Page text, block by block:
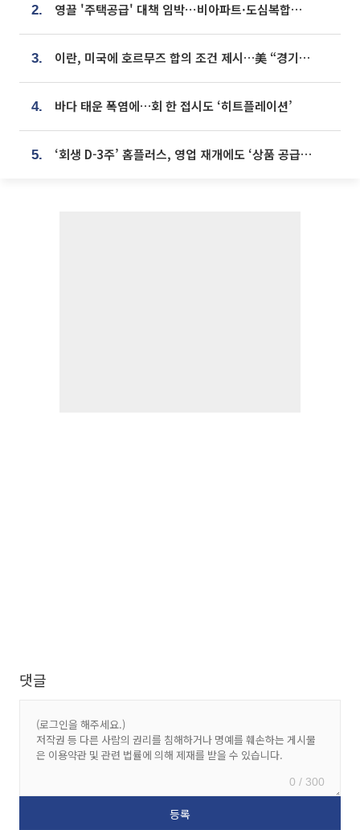
2. 영끌 '주택공급' 대책 임박⋯비아파트·도심복합까지 총동원
3. 이란, 미국에 호르무즈 합의 조건 제시…美 “경기 아직 안 끝나” [종합]
4. 바다 태운 폭염에…회 한 접시도 ‘히트플레이션’
5. ‘회생 D-3주’ 홈플러스, 영업 재개에도 ‘상품 공급망’ 복구가 생존 관건
댓글
0 / 300